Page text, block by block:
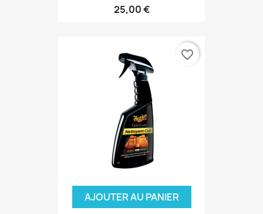
25,00 €
AJOUTER AU PANIER
favorite_border